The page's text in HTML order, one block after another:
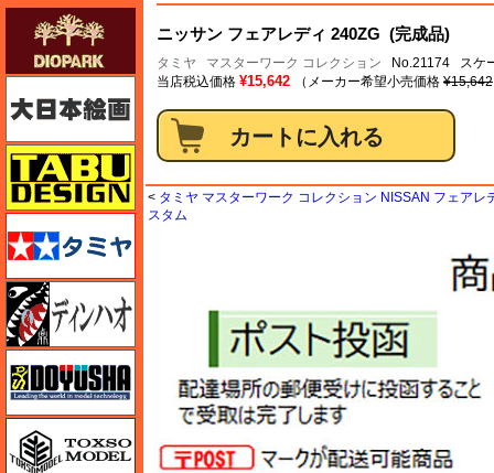
ニッサン フェアレディ 240ZG (完成品)
タミヤ マスターワーク コレクション No.21174 スケ
当店税込価格 ¥15,642 （メーカー希望小売価格 ¥15,642
< タミヤ マスターワーク コレクション NISSAN フェアレ
スタム
大日本絵画
タブデザイン・スタジオ27
タミヤ
トキソモデル（toxso_model）